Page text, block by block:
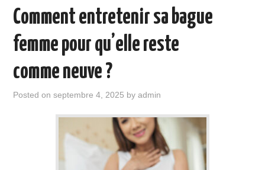
Comment entretenir sa bague
femme pour qu’elle reste
comme neuve ?
Posted onseptembre 4, 2025 byadmin